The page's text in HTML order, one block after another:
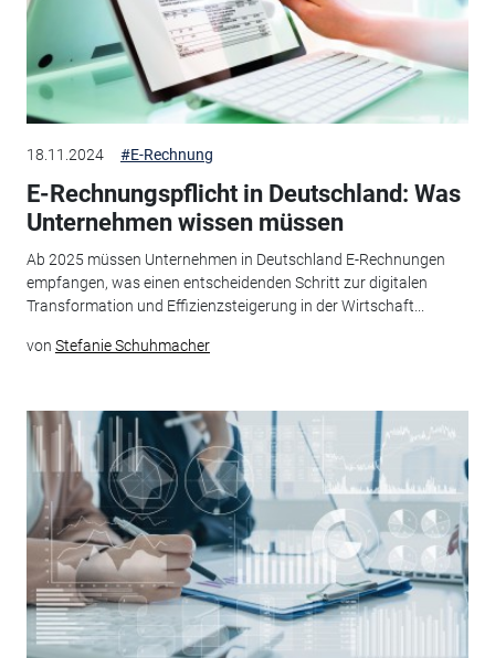
18.11.2024 #E-Rechnung
E-Rechnungspflicht in Deutschland: Was
Unternehmen wissen müssen
Ab 2025 müssen Unternehmen in Deutschland E-Rechnungen
empfangen, was einen entscheidenden Schritt zur digitalen
Transformation und Effizienzsteigerung in der Wirtschaft...
von Stefanie Schuhmacher